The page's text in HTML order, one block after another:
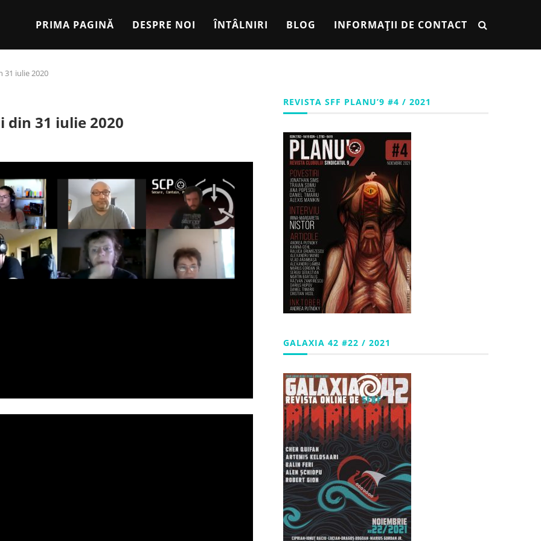
PRIMA PAGINĂ DESPRE NOI ÎNTÂLNIRI BLOG INFORMAȚII DE CONTACT
iulie 2020
31 iulie 2020
REVISTA SFF PLANU’9 #4 / 2021
GALAXIA 42 #22 / 2021